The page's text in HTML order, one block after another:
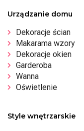
Urządzanie domu
Dekoracje ścian
Makarama wzory
Dekoracje okien
Garderoba
Wanna
Oświetlenie
Style wnętrzarskie